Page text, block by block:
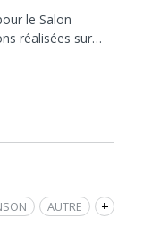
le Salon
réalisées sur…
+
AUTRE